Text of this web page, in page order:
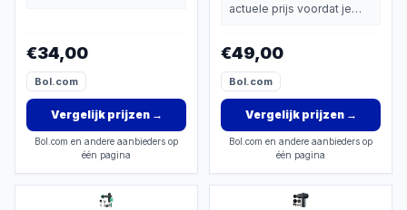
€34,00
Bol.com
Vergelijk prijzen→
Bol.com en andere aanbieders op
één pagina
actuele prijs voordat je
€49,00
Bol.com
Vergelijk prijzen→
Bol.com en andere aanbieders op
één pagina